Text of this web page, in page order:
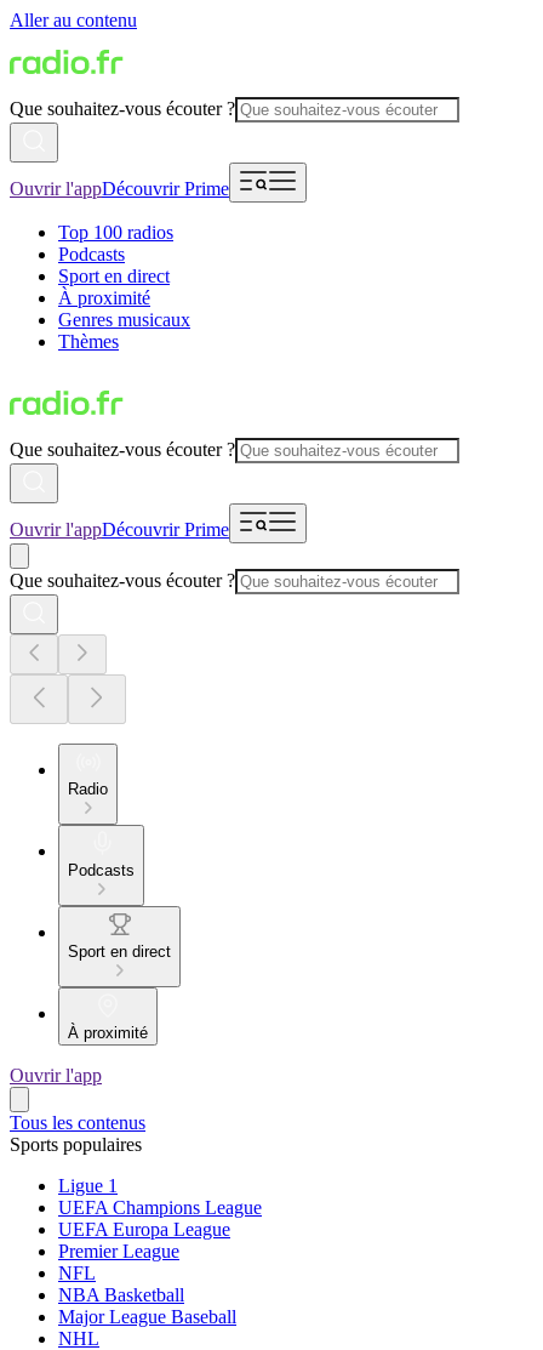
Aller au contenu
Que souhaitez-vous écouter ?
Ouvrir l'appDécouvrir Prime
Top 100 radios
Podcasts
Sport en direct
À proximité
Genres musicaux
Thèmes
Que souhaitez-vous écouter ?
Ouvrir l'appDécouvrir Prime
Que souhaitez-vous écouter ?
Radio
Podcasts
Sport en direct
À proximité
Ouvrir l'app
Tous les contenus
Sports populaires
Ligue 1
UEFA Champions League
UEFA Europa League
Premier League
NFL
NBA Basketball
Major League Baseball
NHL